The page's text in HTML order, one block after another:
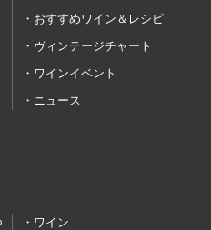
おすすめワイン＆レシピ
ヴィンテージチャート
ワインイベント
ニュース
ワイン